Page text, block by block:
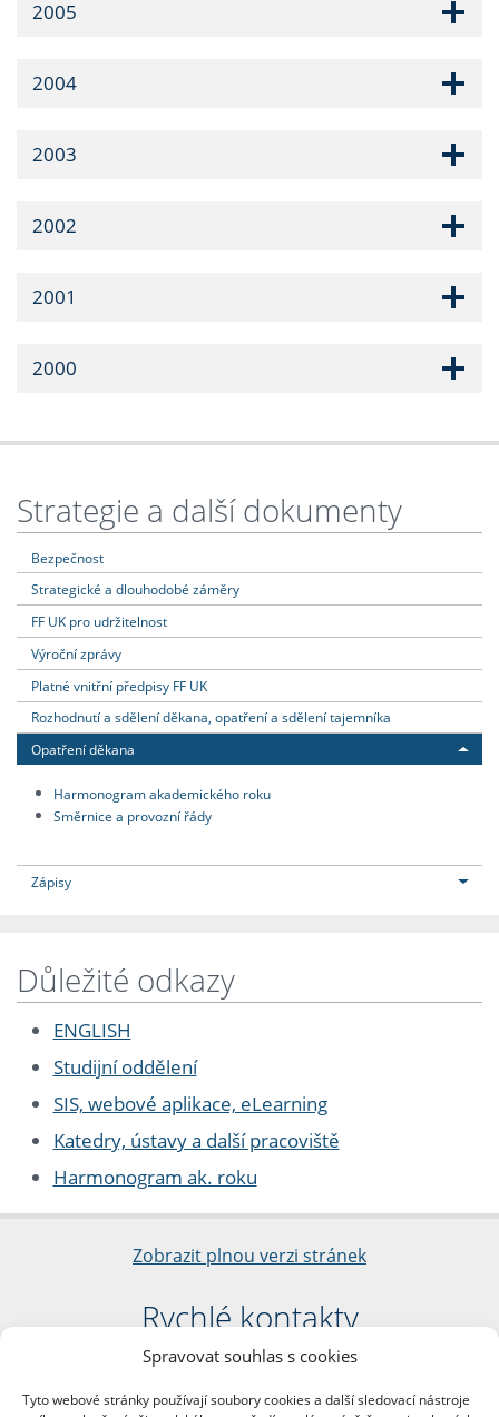
Spravovat souhlas s cookies
Tyto webové stránky používají soubory cookies a další sledovací nástroje
2005
2004
2003
2002
2001
2000
Strategie a další dokumenty
Bezpečnost
Strategické a dlouhodobé záměry
FF UK pro udržitelnost
Výroční zprávy
Platné vnitřní předpisy FF UK
Rozhodnutí a sdělení děkana, opatření a sdělení tajemníka
Opatření děkana
Harmonogram akademického roku
Směrnice a provozní řády
Zápisy
Důležité odkazy
ENGLISH
Studijní oddělení
SIS, webové aplikace, eLearning
Katedry, ústavy a další pracoviště
Harmonogram ak. roku
Zobrazit plnou verzi stránek
Rychlé kontakty
Filozofická fakulta
nám. Jana Palacha 1/2